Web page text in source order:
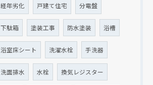
経年劣化 戸建て住宅 分電盤
下駄箱 塗装工事 防水塗装 浴槽
浴室床シート 洗濯水栓 手洗器
洗面排水 水栓 換気レジスター